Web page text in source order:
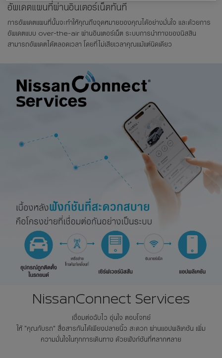
อัพเดตแผนที่ผ่านอินเตอร์เน็ตทันที
การอัพเดตแผนที่นั้นจะทำให้คุณถึงจุดหมายของคุณได้อย่างมั่นใจ และด้วยการ
อัพเดตแบบ over-the-air ผ่านอินเตอร์เน็ต ระบบการนำทางของนิสสิน
สามารถอัพเดตได้ตลอดเวลา โดยที่ไม่เสียเวลาคุณแม้แต่นิดเดียว
NissanConnect Services
เชื่อมต่อฉับไว อุ่นใจ ตอบโจทย์
ให้ "คุณกับรถ" สื่อสารกันได้เพียงปลายนิ้ว​ สะดวก ผ่าน​แอปพลิเคชัน เพิ่ม
ความมั่นใจในทุกการเดินทาง ด้วยฟังก์ชันที่หลากหลาย​